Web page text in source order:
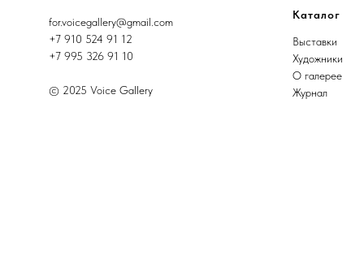
for.voicegallery@gmail.com
+7 910 524 91 12
+7 995 326 91 10
© 2025 Voice Gallery
Каталог
Выставки
Художники
О галерее
Журнал